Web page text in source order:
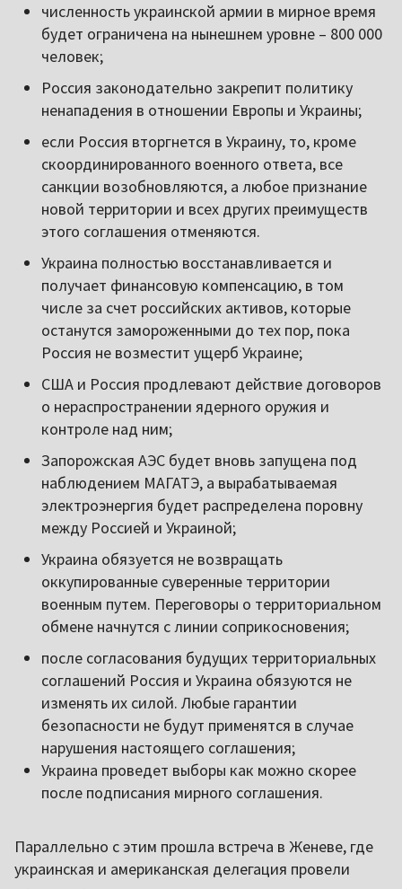
численность украинской армии в мирное время
будет ограничена на нынешнем уровне – 800 000
человек;
Россия законодательно закрепит политику
ненападения в отношении Европы и Украины;
если Россия вторгнется в Украину, то, кроме
скоординированного военного ответа, все
санкции возобновляются, а любое признание
новой территории и всех других преимуществ
этого соглашения отменяются.
Украина полностью восстанавливается и
получает финансовую компенсацию, в том
числе за счет российских активов, которые
останутся замороженными до тех пор, пока
Россия не возместит ущерб Украине;
США и Россия продлевают действие договоров
о нераспространении ядерного оружия и
контроле над ним;
Запорожская АЭС будет вновь запущена под
наблюдением МАГАТЭ, а вырабатываемая
электроэнергия будет распределена поровну
между Россией и Украиной;
Украина обязуется не возвращать
оккупированные суверенные территории
военным путем. Переговоры о территориальном
обмене начнутся с линии соприкосновения;
после согласования будущих территориальных
соглашений Россия и Украина обязуются не
изменять их силой. Любые гарантии
безопасности не будут применятся в случае
нарушения настоящего соглашения;
Украина проведет выборы как можно скорее
после подписания мирного соглашения.
Параллельно с этим прошла встреча в Женеве, где
украинская и американская делегация провели